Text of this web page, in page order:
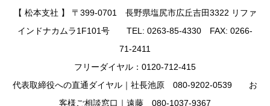
【 松本支社 】 〒399-0701 長野県塩尻市広丘吉田3322 リファ
インドナカムラ1F101号 TEL: 0263-85-4330 FAX: 0266-
71-2411
フリーダイヤル：0120-712-415
代表取締役への直通ダイヤル｜社長池原 080-9202-0539 お
客様ご相談窓口｜遠藤 080-1037-9367